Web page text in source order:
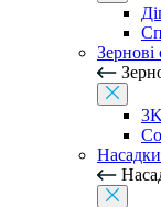
Зернові